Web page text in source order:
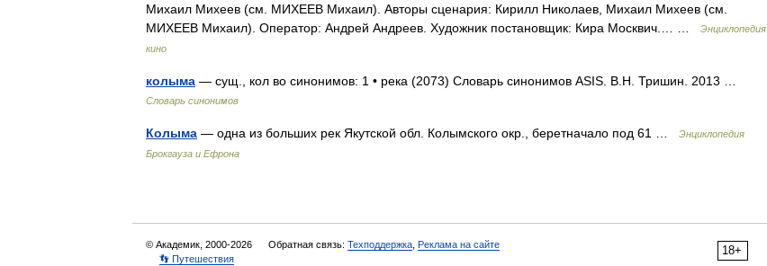
Михаил Михеев (см. МИХЕЕВ Михаил). Авторы сценария: Кирилл Николаев, Михаил Михеев (см.
МИХЕЕВ Михаил). Оператор: Андрей Андреев. Художник постановщик: Кира Москвич.… …
Энциклопедия
кино
колыма — сущ., кол во синонимов: 1 • река (2073) Словарь синонимов ASIS. В.Н. Тришин. 2013 …
Словарь синонимов
Колыма — одна из больших рек Якутской обл. Колымского окр., беретначало под 61 …
Энциклопедия
Брокгауза и Ефрона
18+
© Академик, 2000-2026 Обратная связь: Техподдержка Реклама на сайте
👣 Путешествия